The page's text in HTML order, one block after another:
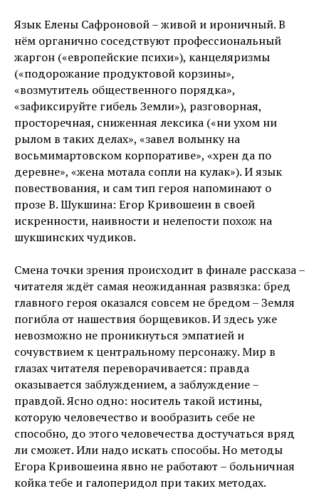
Язык Елены Сафроновой – живой и ироничный. В
нём органично соседствуют профессиональный
жаргон («европейские психи»), канцеляризмы
(«подорожание продуктовой корзины»,
«возмутитель общественного порядка»,
«зафиксируйте гибель Земли»), разговорная,
просторечная, сниженная лексика («ни ухом ни
рылом в таких делах», «завел волынку на
восьмимартовском корпоративе», «хрен да по
деревне», «жена мотала сопли на кулак»). И язык
повествования, и сам тип героя напоминают о
прозе В. Шукшина: Егор Кривошеин в своей
искренности, наивности и нелепости похож на
шукшинских чудиков.
Смена точки зрения происходит в финале рассказа –
читателя ждёт самая неожиданная развязка: бред
главного героя оказался совсем не бредом – Земля
погибла от нашествия борщевиков. И здесь уже
невозможно не проникнуться эмпатией и
сочувствием к центральному персонажу. Мир в
глазах читателя переворачивается: правда
оказывается заблуждением, а заблуждение –
правдой. Ясно одно: носитель такой истины,
которую человечество и вообразить себе не
способно, до этого человечества достучаться вряд
ли сможет. Или надо искать способы. Но методы
Егора Кривошеина явно не работают – больничная
койка тебе и галоперидол при таких методах.